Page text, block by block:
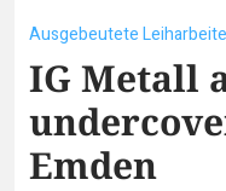
Ausgebeutete
IG Metall
Emden